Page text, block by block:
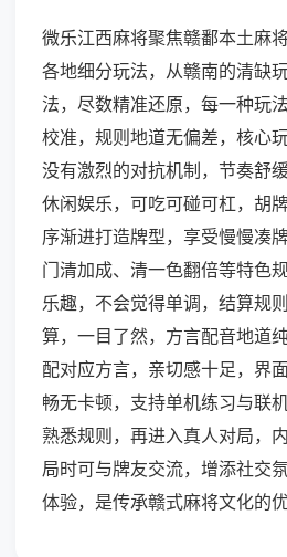
微乐江西麻将聚焦赣鄱本土麻
各地细分玩法，从赣南的清缺
法，尽数精准还原，每一种玩
校准，规则地道无偏差，核心
没有激烈的对抗机制，节奏舒
休闲娱乐，可吃可碰可杠，胡
序渐进打造牌型，享受慢慢凑
门清加成、清一色翻倍等特色
乐趣，不会觉得单调，结算规
算，一目了然，方言配音地道
配对应方言，亲切感十足，界
畅无卡顿，支持单机练习与联
熟悉规则，再进入真人对局，
局时可与牌友交流，增添社交
体验，是传承赣式麻将文化的